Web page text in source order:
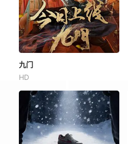
九门
HD